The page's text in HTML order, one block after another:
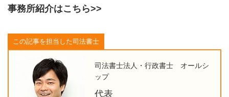
事務所紹介はこちら>>
この記事を担当した司法書士
司法書士法人・行政書士 オールシ
ップ
代表